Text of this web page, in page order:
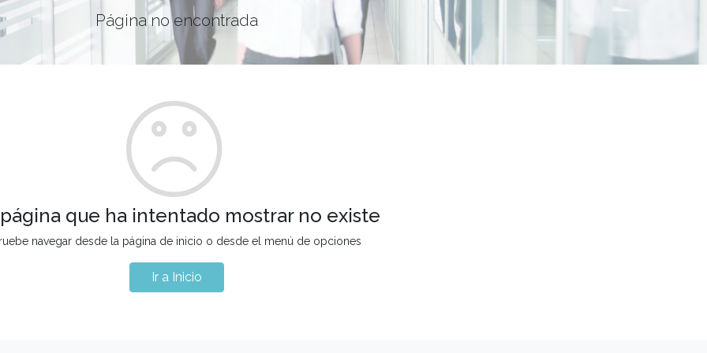
Página no encontrada
que ha intentado mostrar no existe
navegar desde la página de inicio o desde el menú de opciones
Ir a Inicio